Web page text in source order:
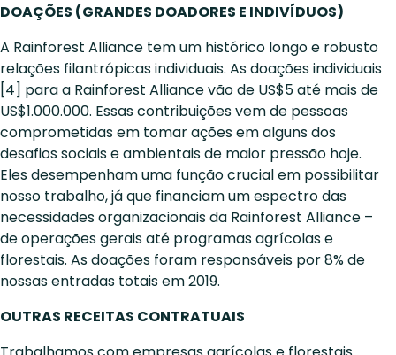
DOAÇÕES (GRANDES DOADORES E INDIVÍDUOS)
A Rainforest Alliance tem um histórico longo e robusto
relações filantrópicas individuais. As doações individuais
[4] para a Rainforest Alliance vão de US$5 até mais de
US$1.000.000. Essas contribuições vem de pessoas
comprometidas em tomar ações em alguns dos
desafios sociais e ambientais de maior pressão hoje.
Eles desempenham uma função crucial em possibilitar
nosso trabalho, já que financiam um espectro das
necessidades organizacionais da Rainforest Alliance –
de operações gerais até programas agrícolas e
florestais. As doações foram responsáveis por 8% de
nossas entradas totais em 2019.
OUTRAS RECEITAS CONTRATUAIS